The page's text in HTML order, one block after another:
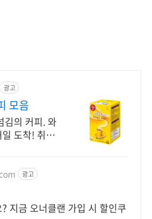
광고
모음
김의 커피. 와
도착! 취향
광고
지금 오너클랜 가입 시 할인쿠